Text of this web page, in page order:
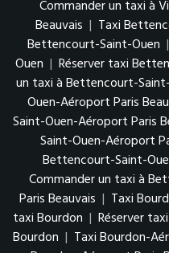
Commander un taxi à
Beauvais | Taxi
Bettencourt-Saint-Ouen |
Ouen | Réserver taxi
un taxi à Bettencourt-
Ouen-Aéroport Paris
Saint-Ouen-Aéroport Paris
Saint-Ouen-Aéroport
Bettencourt-Saint-
Commander un taxi à
Paris Beauvais | Taxi
taxi Bourdon | Réserver
Bourdon | Taxi Bourdon-